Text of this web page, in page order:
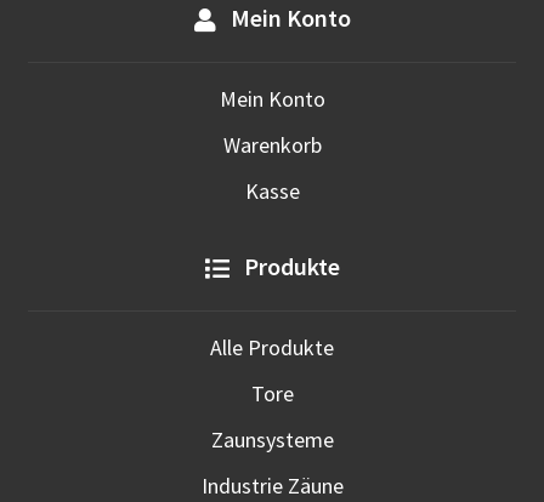
Mein Konto
Mein Konto
Warenkorb
Kasse
Produkte
Alle Produkte
Tore
Zaunsysteme
Industrie Zäune